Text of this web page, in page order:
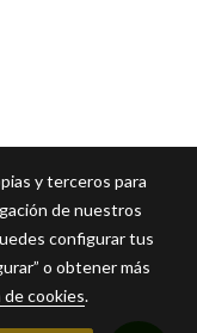
y terceros para
de nuestros
configurar tus
o obtener más
cookies.